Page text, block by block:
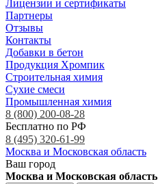
Лицензии и сертификаты
Партнеры
Отзывы
Контакты
Добавки в бетон
Продукция Хромпик
Строительная химия
Сухие смеси
Промышленная химия
8 (800) 200-08-28
Бесплатно по РФ
8 (495) 320-61-99
Москва и Московская область
Ваш город
Москва и Московская область